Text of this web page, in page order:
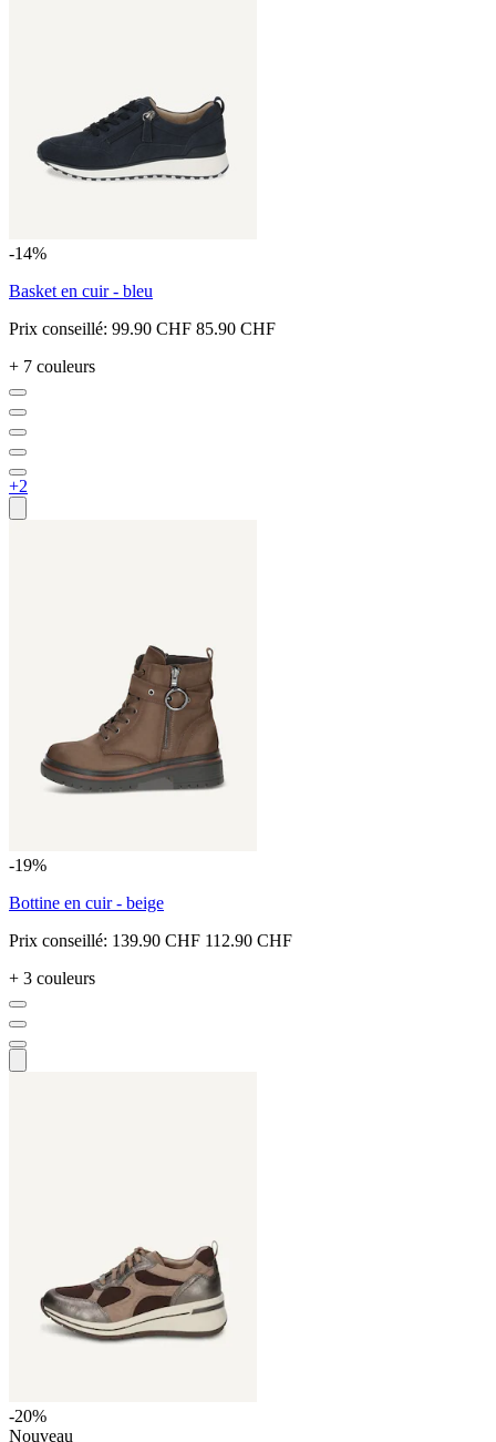
-14%
Basket en cuir - bleu
Prix conseillé: 99.90 CHF 85.90 CHF
+ 7 couleurs
+2
-19%
Bottine en cuir - beige
Prix conseillé: 139.90 CHF 112.90 CHF
+ 3 couleurs
-20%
Nouveau